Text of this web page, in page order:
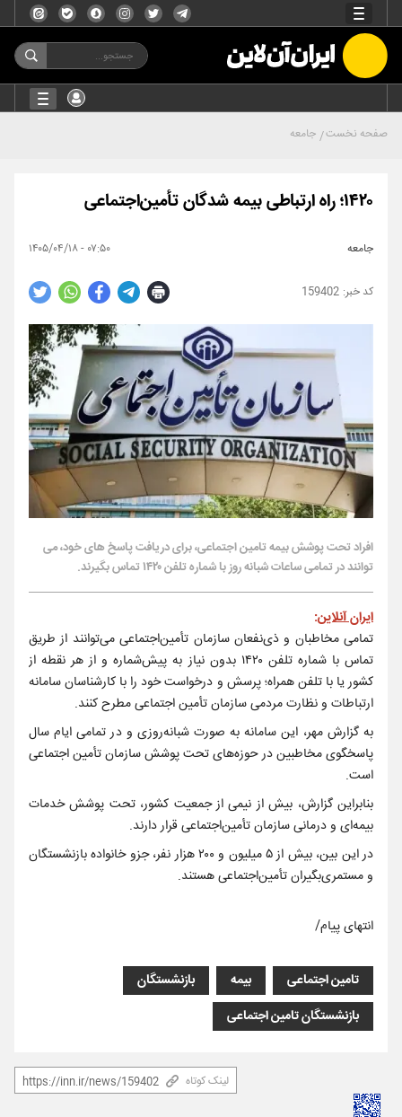
صفحه نخست جامعه
۱۴۲۰؛ راه ارتباطی بیمه شدگان تأمین‌اجتماعی
جامعه ۰۷:۵۰ - ۱۴۰۵/۰۴/۱۸
159402
افراد تحت پوشش بیمه تامین اجتماعی، برای دریافت پاسخ های خود، می
توانند در تمامی ساعات شبانه روز با شماره تلفن ۱۴۲۰ تماس بگیرند.
ایران آنلاین:
تمامی مخاطبان و ذی‌نفعان سازمان تأمین‌اجتماعی می‌توانند از طریق
تماس با شماره تلفن ۱۴۲۰ بدون نیاز به پیش‌شماره و از هر نقطه از
کشور یا با تلفن همراه؛ پرسش و درخواست خود را با کارشناسان سامانه
ارتباطات و نظارت مردمی سازمان تأمین اجتماعی مطرح کنند.
به گزارش مهر، این سامانه به صورت شبانه‌روزی و در تمامی ایام سال
پاسخگوی مخاطبین در حوزه‌های تحت پوشش سازمان تأمین اجتماعی
است.
بنابراین گزارش، بیش از نیمی از جمعیت کشور، تحت پوشش خدمات
بیمه‌ای و درمانی سازمان تأمین‌اجتماعی قرار دارند.
در این بین، بیش از ۵ میلیون و ۲۰۰ هزار نفر، جزو خانواده بازنشستگان
و مستمری‌بگیران تأمین‌اجتماعی هستند.
انتهای پیام/
تامین اجتماعی بیمه
بازنشستگان
بازنشستگان تامین اجتماعی
لینک کوتاه